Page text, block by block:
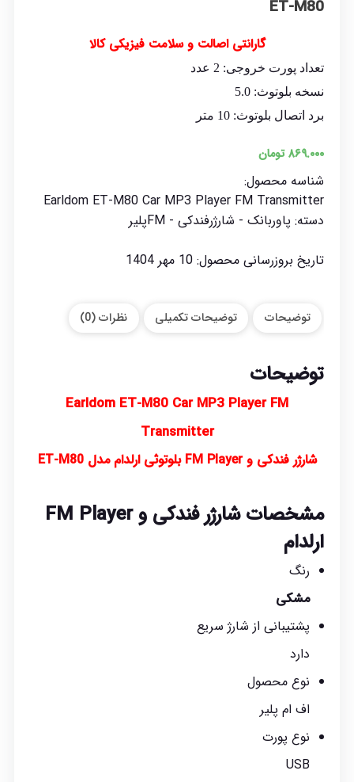
ET-M80
گارانتی اصالت و سلامت فیزیکی کالا
تعداد پورت خروجی: 2 عدد
نسخه بلوتوث: 5.0
برد اتصال بلوتوث: 10 متر
۸۶۹.۰۰۰ تومان
شناسه محصول:
Earldom ET-M80 Car MP3 Player FM Transmitter
دسته: پاوربانک - شارژرفندکی - FMپلیر
تاریخ بروزرسانی محصول: 10 مهر 1404
توضیحات توضیحات تکمیلی نظرات (0)
توضیحات
Earldom ET-M80 Car MP3 Player FM
Transmitter
شارژر فندکی و FM Player بلوتوثی ارلدام مدل ET-M80
مشخصات شارژر فندکی و FM Player
ارلدام
رنگ
مشکی
پشتیبانی از شارژ سریع
دارد
نوع محصول
اف ام پلیر
نوع پورت
USB